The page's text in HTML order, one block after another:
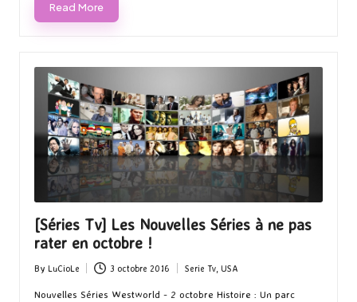
Read More
[Séries Tv] Les Nouvelles Séries à ne pas
rater en octobre !
Posted
by
By LuCioLe 3 octobre 2016
Posted
in
Serie Tv, USA
Nouvelles Séries Westworld - 2 octobre Histoire : Un parc